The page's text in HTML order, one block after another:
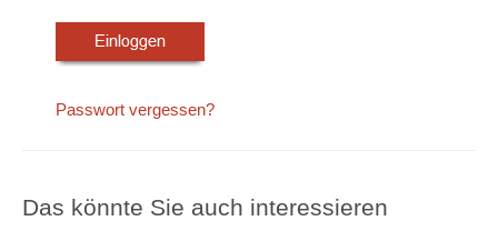
Passwort vergessen?
Das könnte Sie auch interessieren